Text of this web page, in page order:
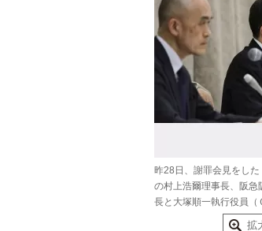
昨28日、謝罪会見をし
の村上浩爾理事長、阪急
長と大塚順一執行役員（
拡